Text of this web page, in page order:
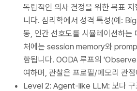
독립적인 의사 결정을 위한 목표
니다. 심리학에서 성격 특성(예:
동, 인간 선호도를 시뮬레이션하는
처에는 session memory와
함됩니다. OODA 루프의
여하며, 관찰은 프로필/메모리 관
Level 2: Agent-like LLM: 보다 구